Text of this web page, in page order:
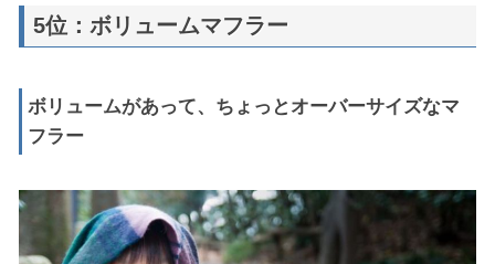
5位：ボリュームマフラー
ボリュームがあって、ちょっとオーバーサイズなマ
フラー